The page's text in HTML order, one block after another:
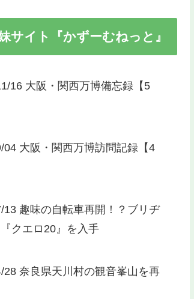
サイト『かずーむねっと』
16 大阪・関西万博備忘録【5
04 大阪・関西万博訪問記録【4
13 趣味の自転車再開！？ブリヂ
クエロ20』を入手
28 奈良県天川村の観音峯山を再